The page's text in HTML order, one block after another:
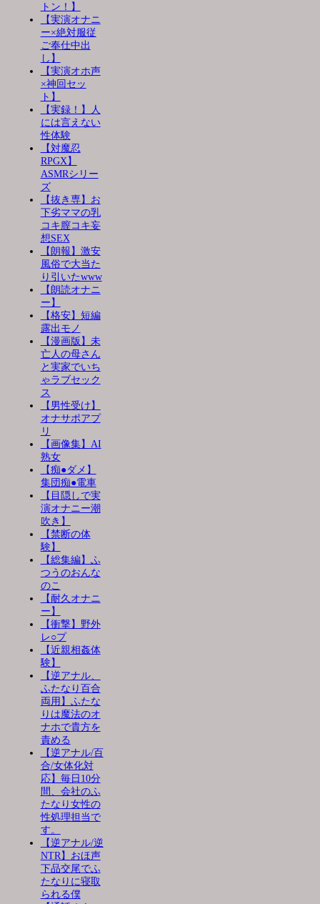
トン！】
【実演オナニ
ー×絶対服従
ご奉仕中出
し】
【実演オホ声
×神回セッ
ト】
【実録！】人
には言えない
性体験
【対魔忍
RPGX】
ASMRシリー
ズ
【抜き専】お
下劣ママの乳
コキ膣コキ妄
想SEX
【朗報】激安
風俗で大当た
り引いたwww
【朗読オナニ
ー】
【格安】短編
露出モノ
【漫画版】未
亡人の母さん
と実家でいち
ゃラブセック
ス
【男性受け】
オナサポアプ
リ
【画像集】AI
熟女
【痴●ダメ】
集団痴●電車
【目隠しで実
演オナニー潮
吹き】
【禁断の体
験】
【総集編】ふ
つうのおんな
のこ
【耐久オナニ
ー】
【衝撃】野外
レ○プ
【近親相姦体
験】
【逆アナル、
ふたなり百合
両用】ふたな
りは魔法のオ
ナホで貴方を
責める
【逆アナル/百
合/女体化対
応】毎日10分
間、会社のふ
たなり女性の
性処理担当で
す。
【逆アナル/逆
NTR】おほ声
下品交尾でふ
たなりに寝取
られる僕